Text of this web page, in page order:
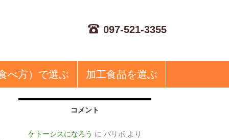
097-521-3355
べ方）で選ぶ 加工食品を選ぶ
コメント
ケトーシスになろう にバリボ より